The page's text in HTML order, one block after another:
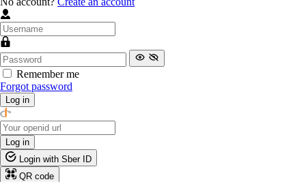
Remember me
Forgot password
Log in
Log in
Login with Sber ID
QR code